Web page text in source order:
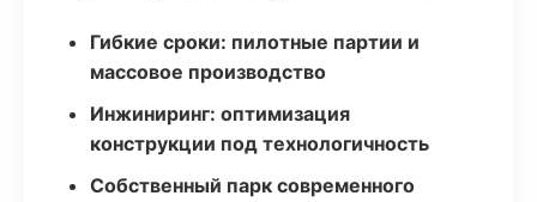
Гибкие сроки: пилотные партии и
массовое производство
Инжиниринг: оптимизация
конструкции под технологичность
Собственный парк современного